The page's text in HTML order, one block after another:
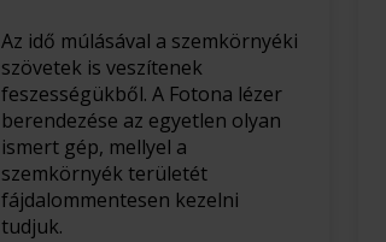
Az idő múlásával a szemkörnyéki
szövetek is veszítenek
feszességükből. A Fotona lézer
berendezése az egyetlen olyan
ismert gép, mellyel a
szemkörnyék területét
fájdalommentesen kezelni
tudjuk.